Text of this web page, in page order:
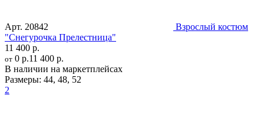
Арт. 20842
Взрослый костюм
"Снегурочка Прелестница"
11 400 р.
от 0 р.11 400 р.
В наличии на маркетплейсах
Размеры: 44, 48, 52
2